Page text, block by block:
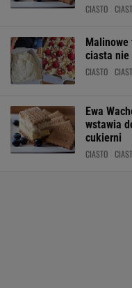
CIASTO
ciasta nie
CIASTO
Ewa
wstawia
cukierni
CIASTO